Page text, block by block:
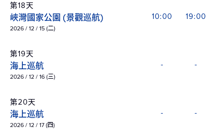
第18天
峽灣國家公園 (景觀巡航)
2026 / 12 / 15 (二)
10:00 19:00
第19天
海上巡航
2026 / 12 / 16 (三)
- -
第20天
海上巡航
2026 / 12 / 17 (四)
- -